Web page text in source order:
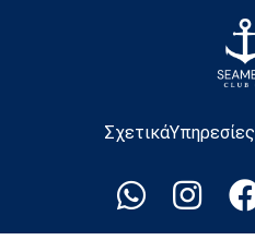
ΣχετικάΥπηρεσίες